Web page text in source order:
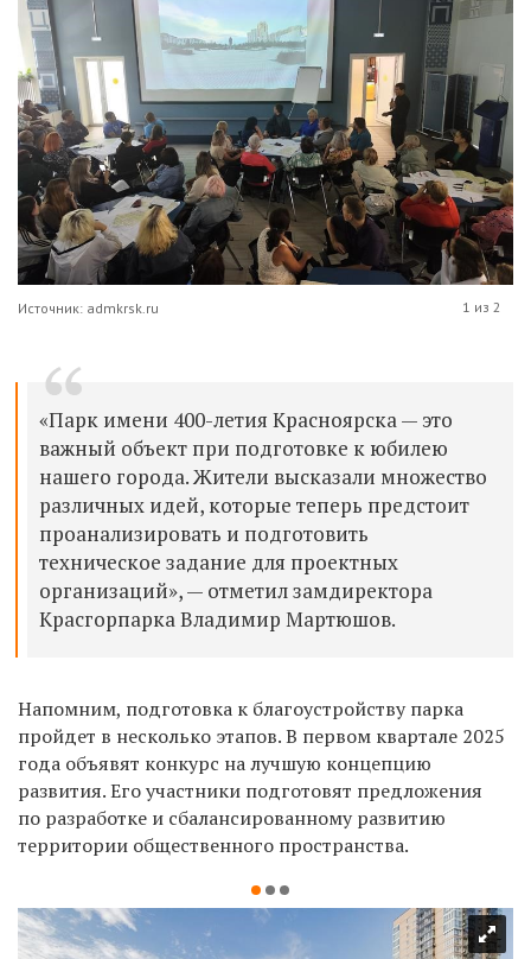
Источник: admkrsk.ru 1 из 2
«Парк имени 400-летия Красноярска — это
важный объект при подготовке к юбилею
нашего города. Жители высказали множество
различных идей, которые теперь предстоит
проанализировать и подготовить
техническое задание для проектных
организаций», — отметил замдиректора
Красгорпарка Владимир Мартюшов.
Напомним, подготовка к благоустройству парка
пройдет в несколько этапов. В первом квартале 2025
года объявят конкурс на лучшую концепцию
развития. Его участники подготовят предложения
по разработке и сбалансированному развитию
территории общественного пространства.